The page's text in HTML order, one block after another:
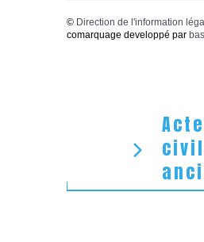
© Direction de l'information
comarquage developpé par